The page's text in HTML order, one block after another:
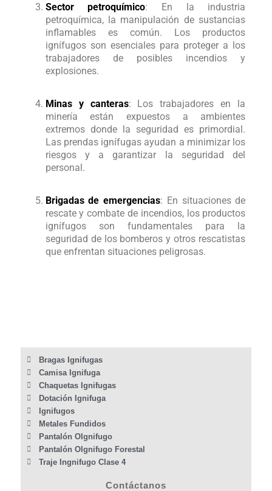
Sector petroquímico: En la industria
petroquímica, la manipulación de sustancias
inflamables es común. Los productos
ignífugos son esenciales para proteger a los
trabajadores de posibles incendios y
explosiones.
Minas y canteras: Los trabajadores en la
minería están expuestos a ambientes
extremos donde la seguridad es primordial.
Las prendas ignífugas ayudan a minimizar los
riesgos y a garantizar la seguridad del
personal.
Brigadas de emergencias: En situaciones de
rescate y combate de incendios, los productos
ignífugos son fundamentales para la
seguridad de los bomberos y otros rescatistas
que enfrentan situaciones peligrosas.
Bragas Ignifugas
Camisa Ignifuga
Chaquetas Ignifugas
Dotación Ignifuga
Ignifugos
Metales Fundidos
Pantalón OIgnifugo
Pantalón OIgnifugo Forestal
Traje Ingnifugo Clase 4
Contáctanos